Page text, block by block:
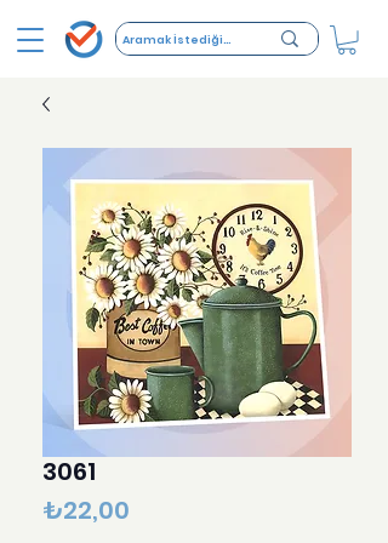
3061
₺22,00